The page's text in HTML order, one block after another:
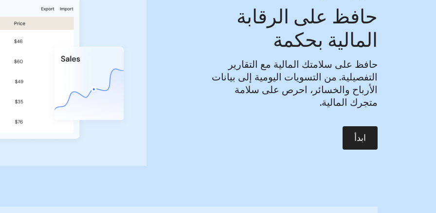
حافظ على الرقابة
المالية بحكمة
حافظ على سلامتك المالية مع التقارير
التفصيلية. من التسويات اليومية إلى بيانات
الأرباح والخسائر، احرص على سلامة
متجرك المالية.
ابدأ